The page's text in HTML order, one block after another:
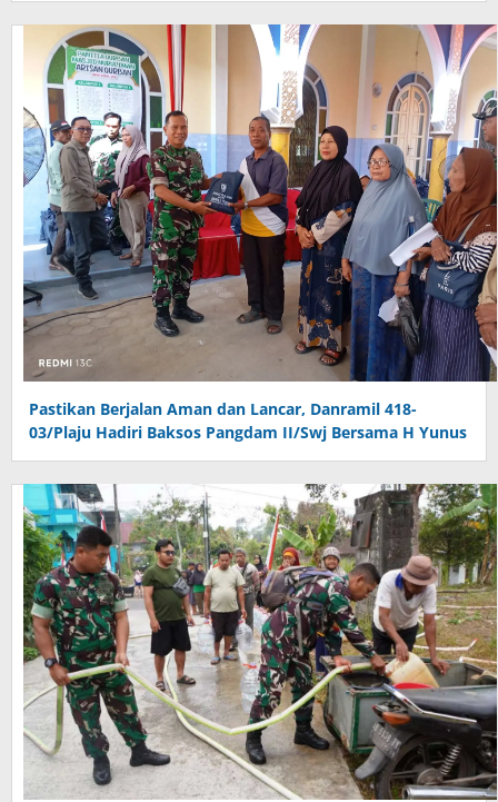
Pastikan Berjalan Aman dan Lancar, Danramil 418-
03/Plaju Hadiri Baksos Pangdam II/Swj Bersama H Yunus